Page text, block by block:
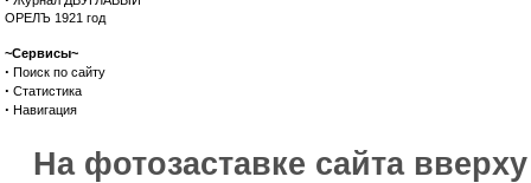
ОРЕЛЪ 1921 год
~Сервисы~
· Поиск по сайту
· Статистика
· Навигация
На фотозаставке сайта